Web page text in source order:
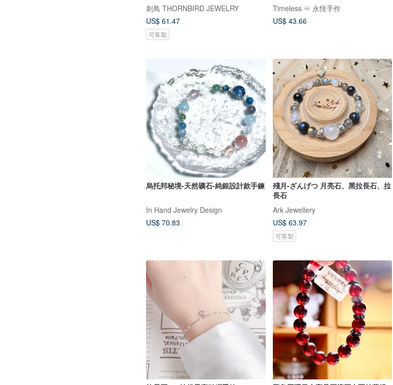
刺鳥 THORNBIRD JEWELRY
US$ 61.47
可客製
Timeless ♾️ 永恆手作
US$ 43.66
烏托邦秘境-天然礦石-純銀設計款手鍊
In Hand Jewelry Design
US$ 70.83
殘月-ざんげつ 月亮石、黑拉長石、拉
長石
Ark Jewellery
US$ 63.97
可客製